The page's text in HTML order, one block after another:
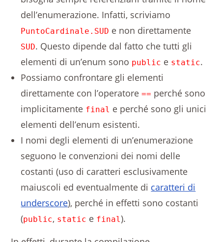
dell’enumerazione. Infatti, scriviamo
PuntoCardinale.SUD e non direttamente
SUD. Questo dipende dal fatto che tutti gli
elementi di un’enum sono public e static.
Possiamo confrontare gli elementi
direttamente con l’operatore== perché sono
implicitamente final e perché sono gli unici
elementi dell’enum esistenti.
I nomi degli elementi di un’enumerazione
seguono le convenzioni dei nomi delle
costanti (uso di caratteri esclusivamente
maiuscoli ed eventualmente di caratteri di
underscore), perché in effetti sono costanti
(public, static e final).